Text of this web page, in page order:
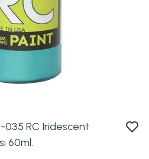
035 RC Iridescent
60ml.